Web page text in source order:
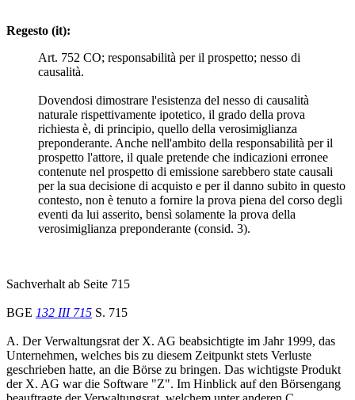
Regesto (it):
Art. 752 CO; responsabilità per il prospetto; nesso di
causalità.
Dovendosi dimostrare l'esistenza del nesso di causalità
naturale rispettivamente ipotetico, il grado della prova
richiesta è, di principio, quello della verosimiglianza
preponderante. Anche nell'ambito della responsabilità per il
prospetto l'attore, il quale pretende che indicazioni erronee
contenute nel prospetto di emissione sarebbero state causali
per la sua decisione di acquisto e per il danno subito in questo
contesto, non è tenuto a fornire la prova piena del corso degli
eventi da lui asserito, bensì solamente la prova della
verosimiglianza preponderante (consid. 3).
Sachverhalt ab Seite 715
BGE 132 III 715 S. 715
A. Der Verwaltungsrat der X. AG beabsichtigte im Jahr 1999, das
Unternehmen, welches bis zu diesem Zeitpunkt stets Verluste
geschrieben hatte, an die Börse zu bringen. Das wichtigste Produkt
der X. AG war die Software "Z". Im Hinblick auf den Börsengang